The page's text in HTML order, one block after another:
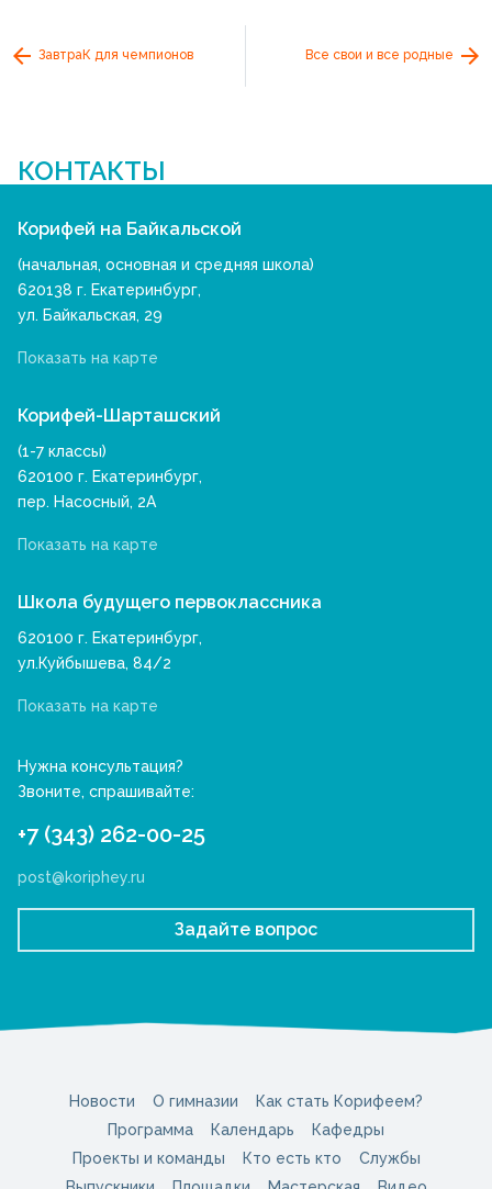
ЗавтраК для чемпионов Все свои и все родные
КОНТАКТЫ
Корифей на Байкальской
(начальная, основная и средняя школа)
620138 г. Екатеринбург,
ул. Байкальская, 29
Показать на карте
Корифей-Шарташский
(1-7 классы)
620100 г. Екатеринбург,
пер. Насосный, 2А
Показать на карте
Школа будущего первоклассника
620100 г. Екатеринбург,
ул.Куйбышева, 84/2
Показать на карте
Нужна консультация?
Звоните, спрашивайте:
+7 (343) 262-00-25
post@koriphey.ru
Задайте вопрос
Новости О гимназии
Как стать Корифеем?
Программа
Календарь
Кафедры
Проекты и команды
Кто есть кто
Службы